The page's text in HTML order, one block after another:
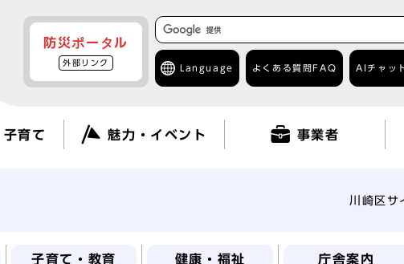
防災ポータル
外部リンク
Language よくある質問 FAQ AIチャッ
子育て 魅力・イベント 事業者
川崎区サ
子育て・教育 健康・福祉 庁舎案内